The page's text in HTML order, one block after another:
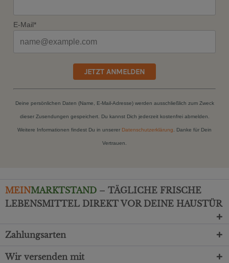
E-Mail*
JETZT ANMELDEN
Deine persönlichen Daten (Name, E-Mail-Adresse) werden ausschließlich zum Zweck
dieser Zusendungen gespeichert. Du kannst Dich jederzeit kostenfrei abmelden.
Weitere Informationen findest Du in unserer Datenschutzerklärung . Danke für Dein
Vertrauen.
MEINMARKTSTAND – TÄGLICHE FRISCHE
LEBENSMITTEL DIREKT VOR DEINE HAUSTÜR
Zahlungsarten
Wir versenden mit